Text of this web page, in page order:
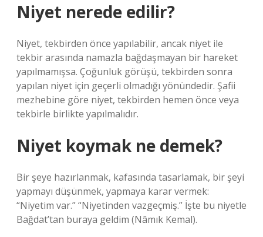
Niyet nerede edilir?
Niyet, tekbirden önce yapılabilir, ancak niyet ile
tekbir arasında namazla bağdaşmayan bir hareket
yapılmamışsa. Çoğunluk görüşü, tekbirden sonra
yapılan niyet için geçerli olmadığı yönündedir. Şafii
mezhebine göre niyet, tekbirden hemen önce veya
tekbirle birlikte yapılmalıdır.
Niyet koymak ne demek?
Bir şeye hazırlanmak, kafasında tasarlamak, bir şeyi
yapmayı düşünmek, yapmaya karar vermek:
“Niyetim var.” “Niyetinden vazgeçmiş.” İşte bu niyetle
Bağdat’tan buraya geldim (Nâmık Kemal).